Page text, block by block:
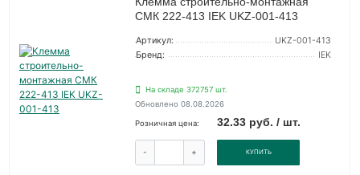
СМК 222-413 IEK UKZ-001-413
Артикул:
UKZ-001-413
Бренд:
IEK
На складе 372757 шт.
Обновлено 08.08.2026
Розничная цена: 32.33 руб. / шт.
- + КУПИТЬ